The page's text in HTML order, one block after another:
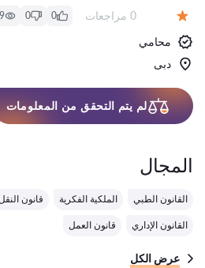
عدد المراجعات:
0 مراجعات 0
0
9
محامي
دبى
لم يتم التحقق من المعلومات
المجال
القانون الطبي الملكية الفكرية قانون
القانون الإداري قانون العمل
عرض الكل